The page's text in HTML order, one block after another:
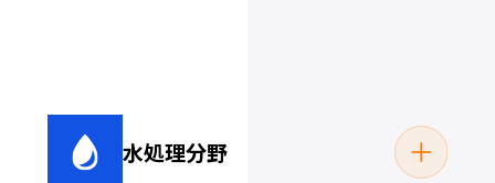
水処理分野